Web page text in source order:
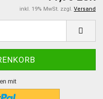
inkl. 19% MwSt. zzgl. Versand
mit